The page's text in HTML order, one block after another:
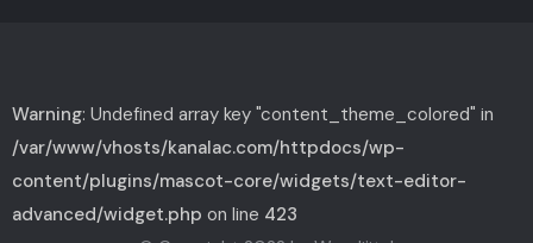
Warning: Undefined array key "content_theme_colored" in
/var/www/vhosts/kanalac.com/httpdocs/wp-
content/plugins/mascot-core/widgets/text-editor-
advanced/widget.php on line 423